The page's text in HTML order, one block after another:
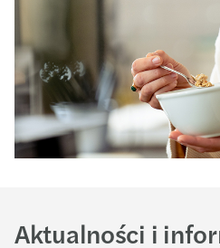
Aktualności i